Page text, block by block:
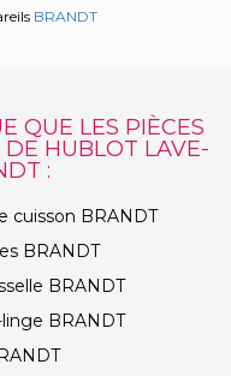
BRANDT
QUE LES PIÈCES
DE HUBLOT LAVE-
:
cuisson BRANDT
BRANDT
BRANDT
BRANDT